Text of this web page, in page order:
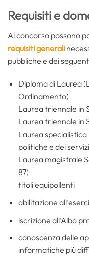
Requisiti e
Al concorso possono
requisiti generali
pubbliche e dei
Diploma di Laurea
Ordinamento)
Laurea triennale in
Laurea triennale in
Laurea
politiche e dei
Laurea magistrale
87)
titoli equipollenti
abilitazione
iscrizione all’Albo
conoscenza delle
informatiche più